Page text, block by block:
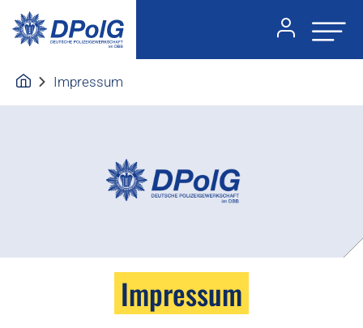
Impressum
Impressum